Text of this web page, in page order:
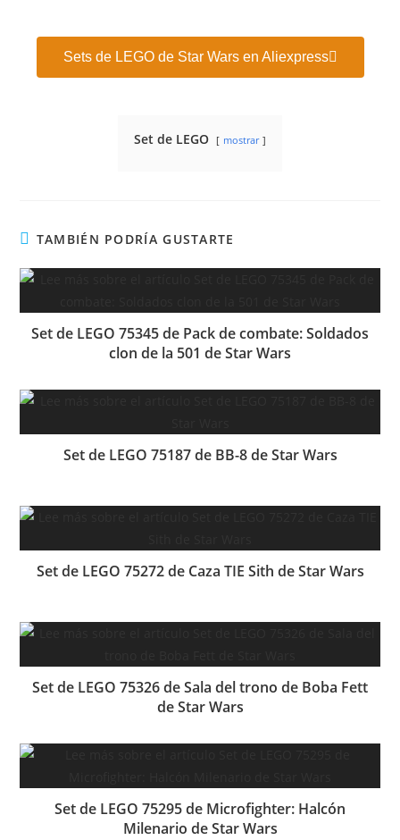
Sets de LEGO de Star Wars en Aliexpress
Set de LEGO mostrar
TAMBIÉN PODRÍA GUSTARTE
Set de LEGO 75345 de Pack de combate: Soldados
clon de la 501 de Star Wars
Set de LEGO 75187 de BB-8 de Star Wars
Set de LEGO 75272 de Caza TIE Sith de Star Wars
Set de LEGO 75326 de Sala del trono de Boba Fett
de Star Wars
Set de LEGO 75295 de Microfighter: Halcón
Milenario de Star Wars